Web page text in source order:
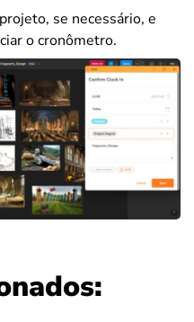
se necessário, e
o cronômetro.